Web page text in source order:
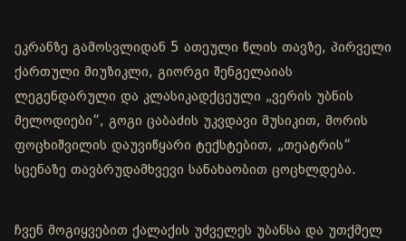
ეკრანზე გამოსვლიდან 5 ათეული წლის თავზე, პირველი
ქართული მიუზიკლი, გიორგი შენგელაიას
ლეგენდარული და კლასიკადქცეული „ვერის უბნის
მელოდიები“, გოგი ცაბაძის უკვდავი მუსიკით, მორის
ფოცხიშვილის დაუვიწყარი ტექსტებით, „თეატრის“
სცენაზე თავბრუდამხვევი სანახაობით ცოცხლდება.
ჩვენ მოგიყვებით ქალაქის უძველეს უბანსა და უთქმელ